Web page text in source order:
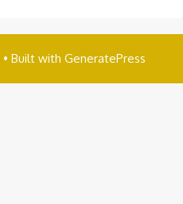
• Built with GeneratePress